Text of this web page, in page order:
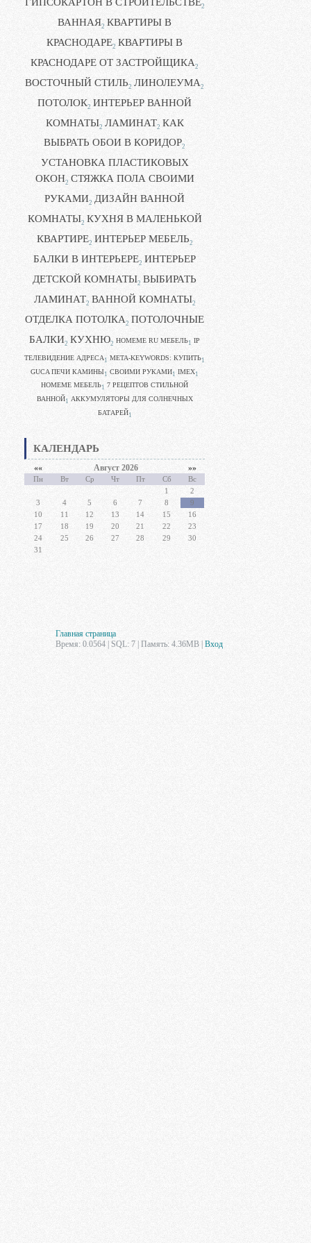
2
ВАННАЯ2 КВАРТИРЫ В
КРАСНОДАРЕ2 КВАРТИРЫ В
КРАСНОДАРЕ ОТ ЗАСТРОЙЩИКА2
ВОСТОЧНЫЙ СТИЛЬ2 ЛИНОЛЕУМА2
ПОТОЛОК2 ИНТЕРЬЕР ВАННОЙ
КОМНАТЫ2 ЛАМИНАТ2 КАК
ВЫБРАТЬ ОБОИ В КОРИДОР2
УСТАНОВКА ПЛАСТИКОВЫХ
ОКОН2 СТЯЖКА ПОЛА СВОИМИ
РУКАМИ2 ДИЗАЙН ВАННОЙ
КОМНАТЫ2 КУХНЯ В МАЛЕНЬКОЙ
КВАРТИРЕ2 ИНТЕРЬЕР МЕБЕЛЬ2
БАЛКИ В ИНТЕРЬЕРЕ2 ИНТЕРЬЕР
ДЕТСКОЙ КОМНАТЫ2 ВЫБИРАТЬ
ЛАМИНАТ2 ВАННОЙ КОМНАТЫ2
ОТДЕЛКА ПОТОЛКА2 ПОТОЛОЧНЫЕ
БАЛКИ2 КУХНЮ2 HOMEME RU МЕБЕЛЬ1 IP
ТЕЛЕВИДЕНИЕ АДРЕСА 1 META-KEYWORDS: КУПИТЬ1
GUCA ПЕЧИ КАМИНЫ1 CВОИМИ РУКАМИ1 IMEX1
HOMEME МЕБЕЛЬ1 7 РЕЦЕПТОВ СТИЛЬНОЙ
ВАННОЙ1 АККУМУЛЯТОРЫ ДЛЯ СОЛНЕЧНЫХ
БАТАРЕЙ1
КАЛЕНДАРЬ
«« Август 2026 »»
Пн Вт Ср Чт Пт Сб
Вс
1
2
3
4 5 6 7 8
9
10
11 12 13 14 15
16
17
18 19 20 21 22
23
24
25 26 27 28 29
30
31
Главная страница
Время: 0.0564 | SQL: 7 | Память: 4.36MB Вход